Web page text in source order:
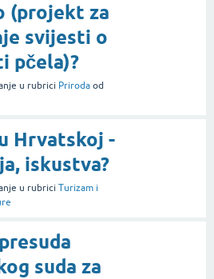
(projekt za
svijesti o
pčela)?
u rubrici Priroda od
Hrvatskoj -
iskustva?
u rubrici Turizam i
suda za